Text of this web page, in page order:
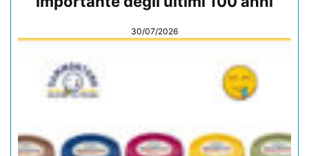
30/07/2026